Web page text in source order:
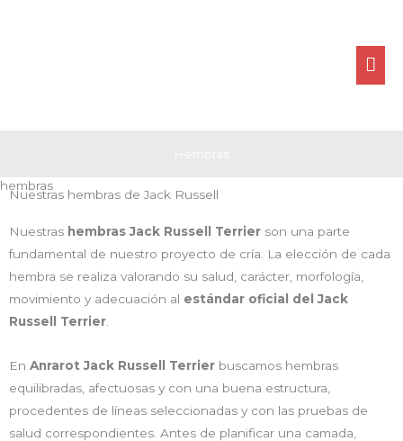
hembras
Nuestras hembras de Jack Russell
Nuestras hembras Jack Russell Terrier son una parte
fundamental de nuestro proyecto de cría. La elección de cada
hembra se realiza valorando su salud, carácter, morfología,
movimiento y adecuación al estándar oficial del Jack
Russell Terrier
En Anrarot Jack Russell Terrier buscamos hembras
equilibradas, afectuosas y con una buena estructura,
procedentes de líneas seleccionadas y con las pruebas de
salud correspondientes. Antes de planificar una camada,